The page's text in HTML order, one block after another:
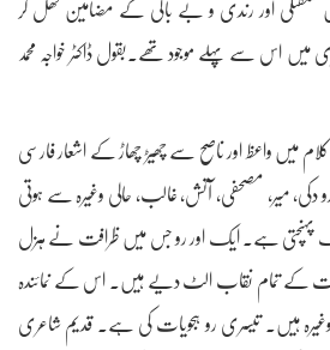
شگفتگی اور رندی و بے باکی کے مضامین کھل کر
اس سے پہلے موجود تھے۔بقول ڈاکٹر خواجہ محمد
میں واعظ اور ناصح سے چھیڑ چھاڑ کے اشعار فارسی
دکی، میر، مصحفی، آتش، غالب، حالی وغیرہ سے ہوتی
تک پہنچتی ہے۔ ایک اور رو جس میں ظرافت نے ہزل
کے تمام نقاب الٹ دیے ہیں۔ اس کے نمائندہ
وغیرہ ہیں۔ تیسری رو ہجویات کی ہے۔ قدیم شاعری